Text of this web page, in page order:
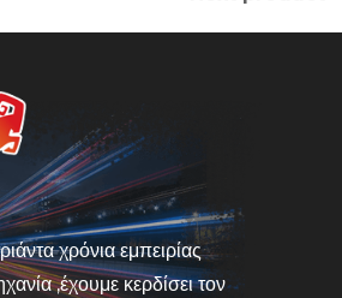
χρόνια εμπειρίας
,έχουμε κερδίσει τον